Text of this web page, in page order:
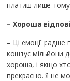
платиш лише тому,
– Хороша
– Ці емоції радше
коштує мільйони
хороша, і якщо
прекрасно. Я не